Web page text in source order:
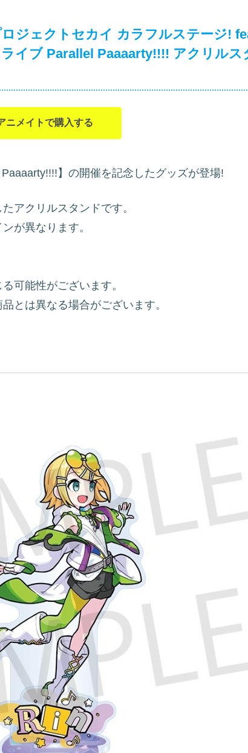
ジェクトセカイ カラフルステージ!
イブ Parallel Paaaarty!!!! アクリルス
ニメイトで購入する
】の開催を記念したグッズが登場!
アクリルスタンドです。
が異なります。
可能性がございます。
とは異なる場合がございます。